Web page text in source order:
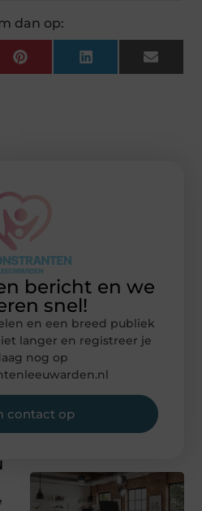
dan op:
PinterestLinkedInEmail
bericht en we
snel!
en een breed publiek
langer en registreer je
nog op
contact op